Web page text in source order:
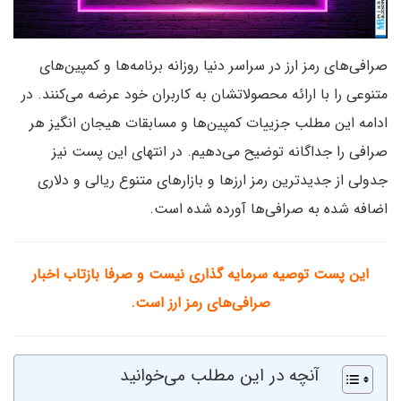
صرافی‌های رمز ارز در سراسر دنیا روزانه برنامه‌ها و کمپین‌های
متنوعی را با ارائه محصولاتشان به کاربران خود عرضه می‌کنند. در
ادامه این مطلب جزییات کمپین‌ها و مسابقات هیجان انگیز هر
صرافی را جداگانه توضیح می‌دهیم. در انتهای این پست نیز
جدولی از جدیدترین رمز ارزها و بازارهای متنوع ریالی و دلاری
اضافه شده به صرافی‌ها آورده شده است.
این پست توصیه سرمایه گذاری نیست و صرفا بازتاب اخبار
صرافی‌های رمز ارز است.
آنچه در این مطلب می‌خوانید